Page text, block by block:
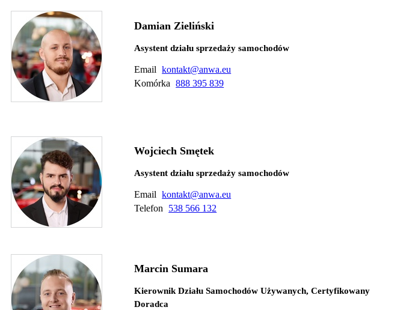
Damian Zieliński
Asystent działu sprzedaży samochodów
Email kontakt@anwa.eu
Komórka 888 395 839
Wojciech Smętek
Asystent działu sprzedaży samochodów
Email kontakt@anwa.eu
Telefon 538 566 132
Marcin Sumara
Kierownik Działu Samochodów Używanych, Certyfikowany
Doradca